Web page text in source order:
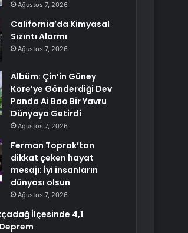
Ağustos 7, 2026
California’da Kimyasal
Sızıntı Alarmı
Ağustos 7, 2026
Albüm: Çin’in Güney
Kore’ye Gönderdiği Dev
Panda Ai Bao Bir Yavru
Dünyaya Getirdi
Ağustos 7, 2026
Ferman Toprak’tan
dikkat çeken hayat
mesajı: İyi insanların
dünyası olsun
Ağustos 7, 2026
İlçesinde 4,1